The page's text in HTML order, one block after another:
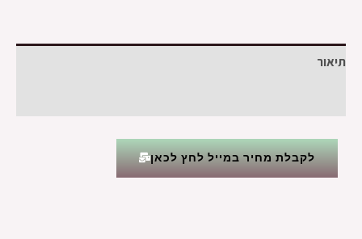
תיאור
לקבלת מחיר במייל לחץ לכאן